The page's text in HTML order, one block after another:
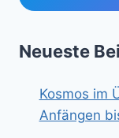
Neueste
Kosmos im
Anfängen